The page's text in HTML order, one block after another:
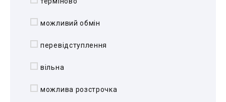
можливий обмін
перевідступлення
вільна
можлива розстрочка